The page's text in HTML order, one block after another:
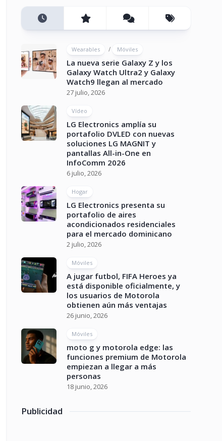
Wearables / Móviles
La nueva serie Galaxy Z y los
Galaxy Watch Ultra2 y Galaxy
Watch9 llegan al mercado
27 julio, 2026
Vídeo
LG Electronics amplía su
portafolio DVLED con nuevas
soluciones LG MAGNIT y
pantallas All-in-One en
InfoComm 2026
6 julio, 2026
Hogar
LG Electronics presenta su
portafolio de aires
acondicionados residenciales
para el mercado dominicano
2 julio, 2026
Móviles
A jugar futbol, FIFA Heroes ya
está disponible oficialmente, y
los usuarios de Motorola
obtienen aún más ventajas
26 junio, 2026
Móviles
moto g y motorola edge: las
funciones premium de Motorola
empiezan a llegar a más
personas
18 junio, 2026
Publicidad